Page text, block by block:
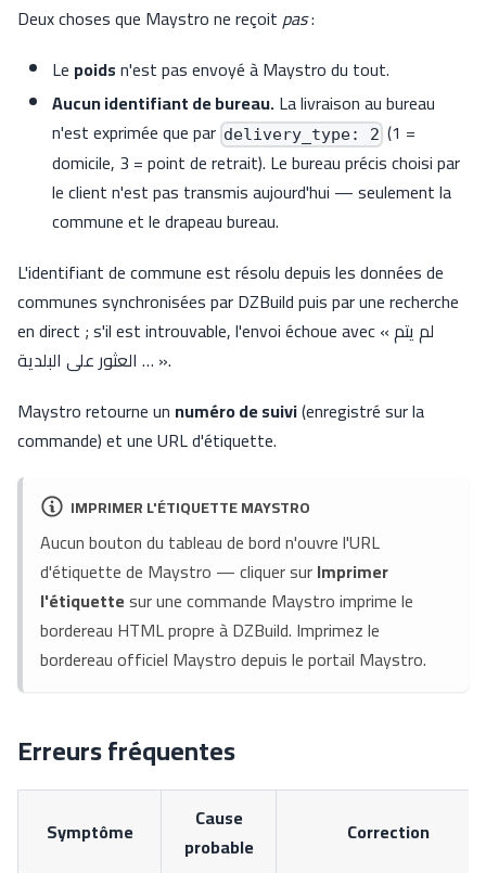
Deux choses que Maystro ne reçoitpas:
Le poidsn'est pas envoyé à Maystro du tout.
Aucun identifiant de bureau.La livraison au bureau
n'est exprimée que par delivery_type: 2 (1 =
domicile, 3 = point de retrait). Le bureau précis choisi par
le client n'est pas transmis aujourd'hui — seulement la
commune et le drapeau bureau.
L'identifiant de commune est résolu depuis les données de
communes synchronisées par DZBuild puis par une recherche
en direct ; s'il est introuvable, l'envoi échoue avec « لم يتم
العثور على البلدية … ».
Maystro retourne un numéro de suivi(enregistré sur la
commande) et une URL d'étiquette.
IMPRIMER L'ÉTIQUETTE MAYSTRO
Aucun bouton du tableau de bord n'ouvre l'URL
d'étiquette de Maystro — cliquer surImprimer
l'étiquettesur une commande Maystro imprime le
bordereau HTML propre à DZBuild. Imprimez le
bordereau officiel Maystro depuis le portail Maystro.
Erreurs fréquentes
Symptôme
Cause
probable
Correction